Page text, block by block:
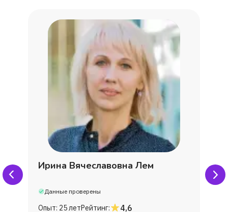
Ирина Вячеславовна Лем
Данные проверены
Опыт: 25 летРейтинг:
4,6